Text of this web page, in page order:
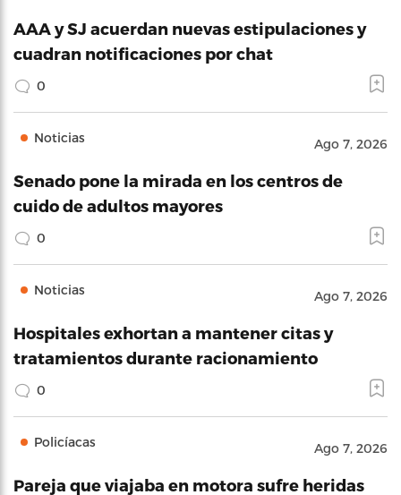
AAA y SJ acuerdan nuevas estipulaciones y
cuadran notificaciones por chat
0
Noticias Ago 7, 2026
Senado pone la mirada en los centros de
cuido de adultos mayores
0
Noticias Ago 7, 2026
Hospitales exhortan a mantener citas y
tratamientos durante racionamiento
0
Policíacas Ago 7, 2026
Pareja que viajaba en motora sufre heridas